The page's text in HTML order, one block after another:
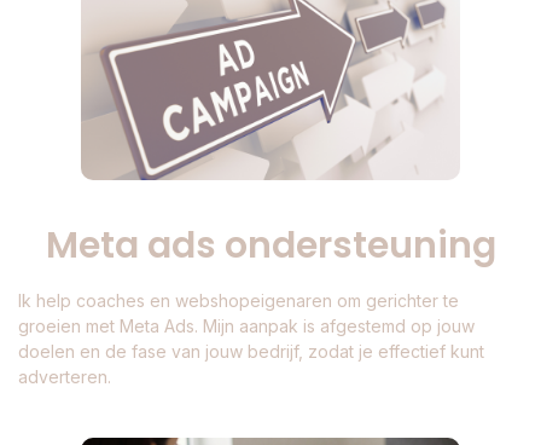
Meta ads ondersteuning
Ik help coaches en webshopeigenaren om gerichter te
groeien met Meta Ads. Mijn aanpak is afgestemd op jouw
doelen en de fase van jouw bedrijf, zodat je effectief kunt
adverteren.